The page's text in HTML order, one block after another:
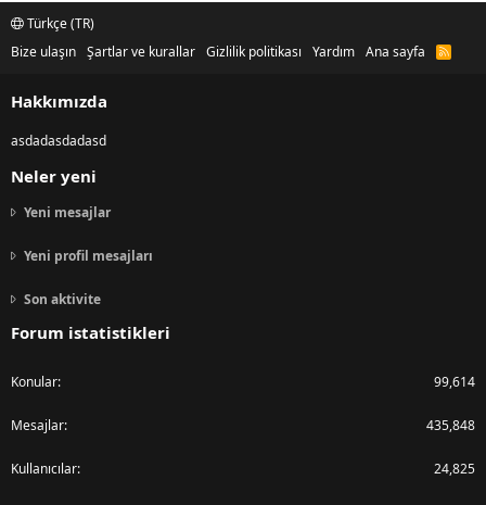
Türkçe (TR)
Bize ulaşın Şartlar ve kurallar Gizlilik politikası Yardım Ana sayfa
R
Hakkımızda
asdadasdadasd
Neler yeni
Yeni mesajlar
Yeni profil mesajları
Son aktivite
Forum istatistikleri
Konular 99,614
Mesajlar 435,848
Kullanıcılar 24,825